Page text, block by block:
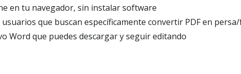
en tu navegador, sin instalar software
que buscan específicamente convertir PDF en
Word que puedes descargar y seguir editando